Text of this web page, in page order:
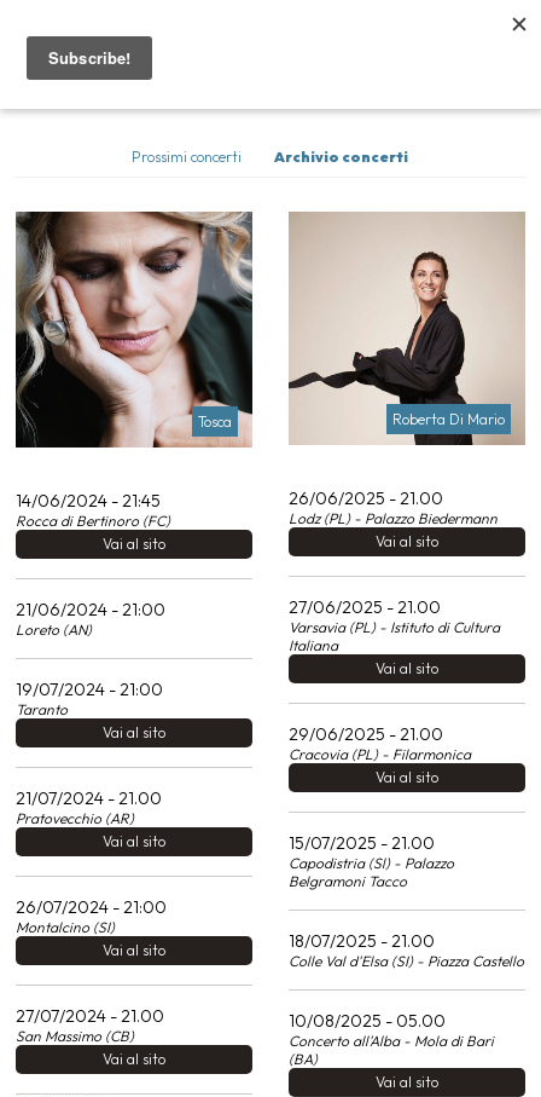
Home
Concerti
Contatti
News
Prossimi concerti Archivio concerti
Tosca
14/06/2024 - 21:45
Rocca di Bertinoro (FC)
Vai al sito
21/06/2024 - 21:00
Loreto (AN)
19/07/2024 - 21:00
Taranto
Vai al sito
21/07/2024 - 21.00
Pratovecchio (AR)
Vai al sito
26/07/2024 - 21:00
Montalcino (SI)
Vai al sito
27/07/2024 - 21.00
San Massimo (CB)
Vai al sito
Roberta Di Mario
26/06/2025 - 21.00
Lodz (PL) - Palazzo Biedermann
Vai al sito
27/06/2025 - 21.00
Varsavia (PL) - Istituto di Cultura
Italiana
Vai al sito
29/06/2025 - 21.00
Cracovia (PL) - Filarmonica
Vai al sito
15/07/2025 - 21.00
Capodistria (Sl) - Palazzo
Belgramoni Tacco
18/07/2025 - 21.00
Colle Val d'Elsa (SI) - Piazza Castello
10/08/2025 - 05.00
Concerto all'Alba - Mola di Bari
(BA)
Vai al sito